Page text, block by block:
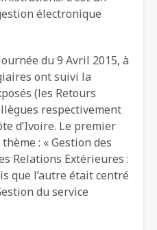
électronique
du 9 Avril 2015, à
ont suivi la
(les Retours
respectivement
d’Ivoire. Le premier
: « Gestion des
Relations Extérieures :
que l’autre était centré
du service